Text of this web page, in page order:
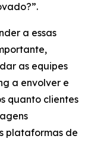
a essas
as equipes
a envolver e
quanto clientes
plataformas de